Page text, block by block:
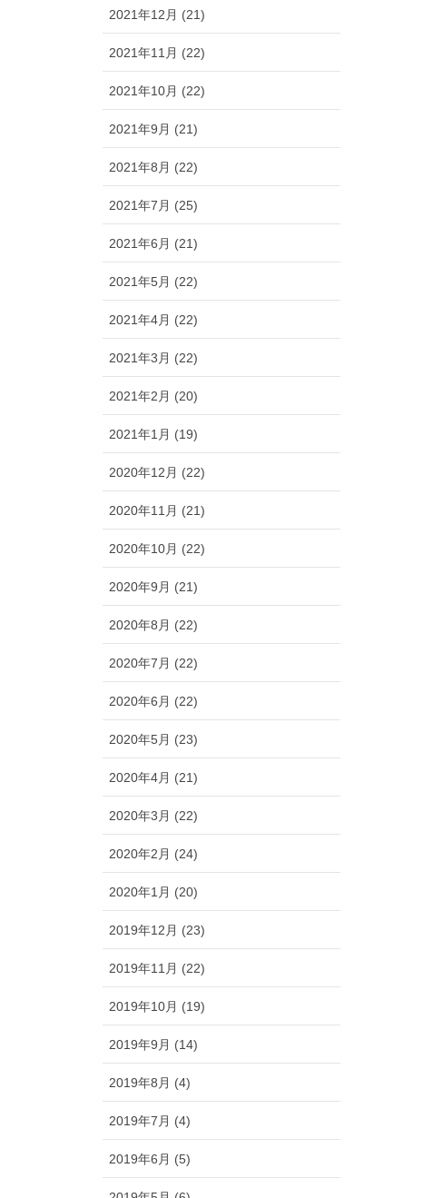
2021年12月 (21)
2021年11月 (22)
2021年10月 (22)
2021年9月 (21)
2021年8月 (22)
2021年7月 (25)
2021年6月 (21)
2021年5月 (22)
2021年4月 (22)
2021年3月 (22)
2021年2月 (20)
2021年1月 (19)
2020年12月 (22)
2020年11月 (21)
2020年10月 (22)
2020年9月 (21)
2020年8月 (22)
2020年7月 (22)
2020年6月 (22)
2020年5月 (23)
2020年4月 (21)
2020年3月 (22)
2020年2月 (24)
2020年1月 (20)
2019年12月 (23)
2019年11月 (22)
2019年10月 (19)
2019年9月 (14)
2019年8月 (4)
2019年7月 (4)
2019年6月 (5)